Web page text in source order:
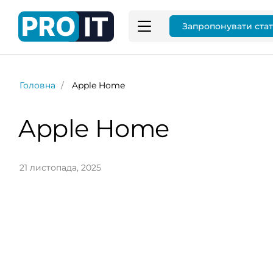
Запропонувати
Головна Apple Home
Apple Home
21 листопада, 2025